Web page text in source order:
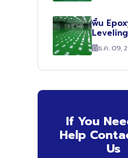
พื้น
สินค้าธ.ค. 09,
If You
Help
Us